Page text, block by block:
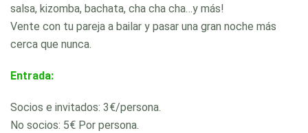
salsa, kizomba, bachata, cha cha cha…y más!
Vente con tu pareja a bailar y pasar una gran noche más
cerca que nunca.
Entrada:
Socios e invitados: 3€/persona.
No socios: 5€ Por persona.